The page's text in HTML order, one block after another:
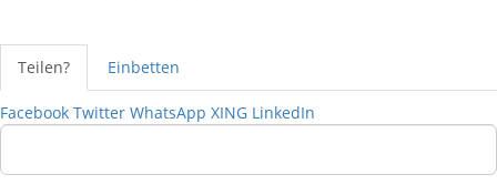
Teilen? Einbetten
Facebook Twitter WhatsApp XING LinkedIn